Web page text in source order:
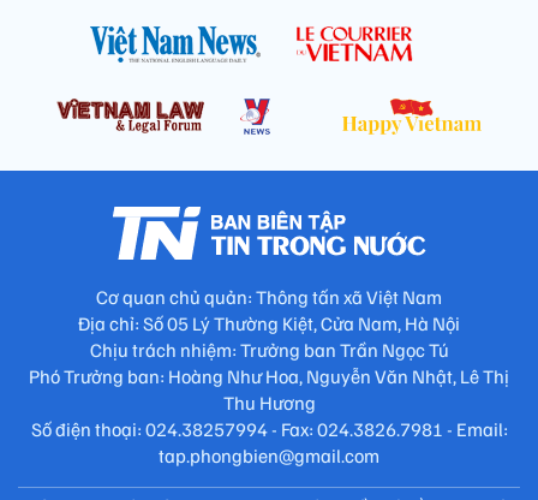
Cơ quan chủ quản: Thông tấn xã Việt Nam
Địa chỉ: Số 05 Lý Thường Kiệt, Cửa Nam, Hà Nội
Chịu trách nhiệm: Trưởng ban Trần Ngọc Tú
Phó Trưởng ban: Hoàng Như Hoa, Nguyễn Văn Nhật, Lê Thị
Thu Hương
Số điện thoại: 024.38257994 - Fax: 024.3826.7981 - Email:
tap.phongbien@gmail.com